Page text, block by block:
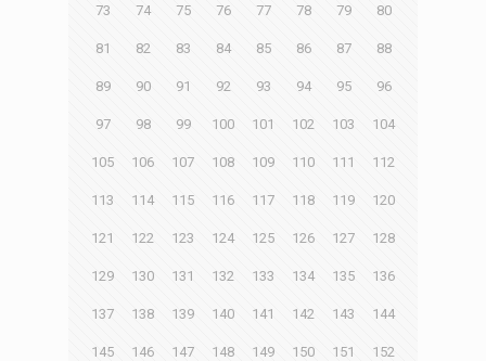
73 74 75 76 77 78 79 80
81 82 83 84 85 86 87 88
89 90 91 92 93 94 95 96
97 98 99 100 101 102 103 104
105 106 107 108 109 110 111 112
113 114 115 116 117 118 119 120
121 122 123 124 125 126 127 128
129 130 131 132 133 134 135 136
137 138 139 140 141 142 143 144
145 146 147 148 149 150 151 152